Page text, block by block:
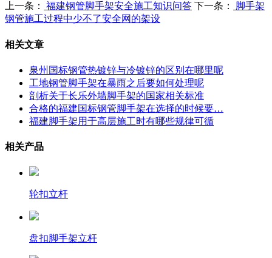
上一条：
福建钢管脚手架安全施工知识问答 下一条：
脚手架
钢管施工过程中少不了安全网的架设
相关文章
泉州国标钢管热镀锌与冷镀锌的区别在哪里呢
工地钢管脚手架在暴雨之后要如何处理呢
剖析关于长乐外墙脚手架的国家相关标准
合格的福建国标钢管脚手架在选择的时候要…
福建脚手架用于高层施工时有哪些规律可循
相关产品
轮扣立杆
盘扣脚手架立杆